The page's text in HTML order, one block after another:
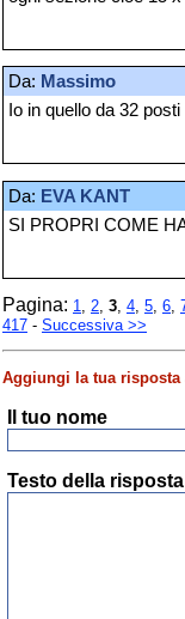
Da: Massimo
Io in quello da 32
Da: EVA KANT
SI PROPRI COME
Pagina: 1, 2, 3, 4, 5, 6,
417 - Successiva >>
Aggiungi la tua
Il tuo nome
Testo della risposta